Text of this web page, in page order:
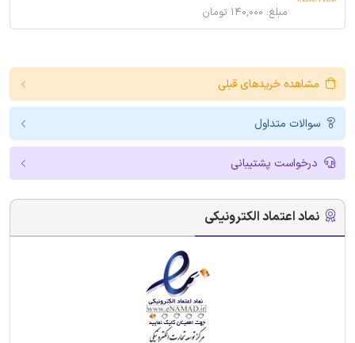
مبلغ: ۱۴۰,۰۰۰ تومان
مشاهده خریدهای قبلی
سوالات متداول
درخواست پشتیبانی
نماد اعتماد الکترونیکی